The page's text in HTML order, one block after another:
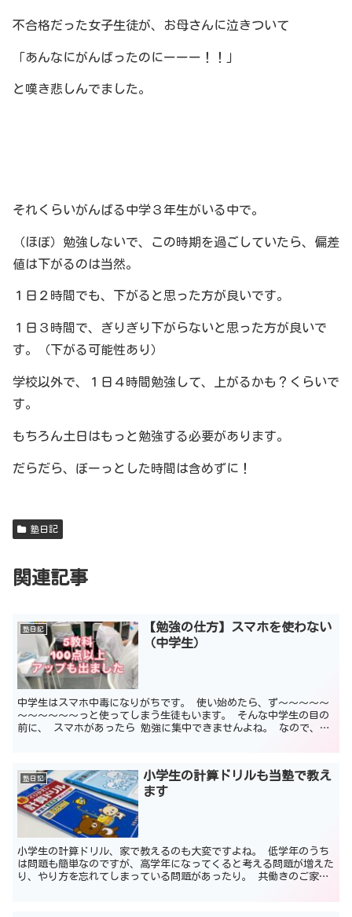
不合格だった女子生徒が、お母さんに泣きついて
「あんなにがんばったのにーーー！！」
と嘆き悲しんでました。
それくらいがんばる中学３年生がいる中で。
（ほぼ）勉強しないで、この時期を過ごしていたら、偏差
値は下がるのは当然。
１日２時間でも、下がると思った方が良いです。
１日３時間で、ぎりぎり下がらないと思った方が良いで
す。（下がる可能性あり）
学校以外で、１日４時間勉強して、上がるかも？くらいで
す。
もちろん土日はもっと勉強する必要があります。
だらだら、ぼーっとした時間は含めずに！
塾日記
関連記事
塾日記
【勉強の仕方】スマホを使わない
（中学生）
中学生はスマホ中毒になりがちです。 使い始めたら、ず～～～～～
～～～～～～っと使ってしまう生徒もいます。 そんな中学生の目の
前に、 スマホがあったら 勉強に集中できませんよね。 なので、
塾日記
小学生の計算ドリルも当塾で教え
ます
小学生の計算ドリル、家で教えるのも大変ですよね。 低学年のうち
は問題も簡単なのですが、高学年になってくると考える問題が増えた
り、やり方を忘れてしまっている問題があったり。 共働きのご家庭